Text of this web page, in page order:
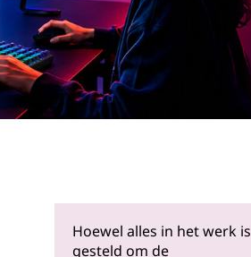
Hoewel alles in het werk is
gesteld om de